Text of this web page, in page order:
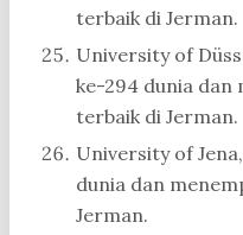
terbaik di Jerman.
University of
ke-294 dunia dan
terbaik di Jerman.
University of
dunia dan
Jerman.